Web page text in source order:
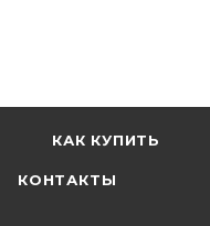
КАК КУПИТЬ
КОНТАКТЫ